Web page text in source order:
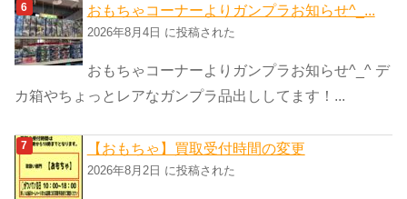
おもちゃコーナーよりガンプラお知らせ^_...
2026年8月4日 に投稿された
おもちゃコーナーよりガンプラお知らせ^_^ デ
カ箱やちょっとレアなガンプラ品出ししてます！...
【おもちゃ】買取受付時間の変更
2026年8月2日 に投稿された